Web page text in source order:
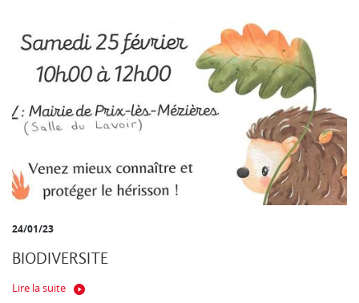
24/01/23
BIODIVERSITE
Lire la suite